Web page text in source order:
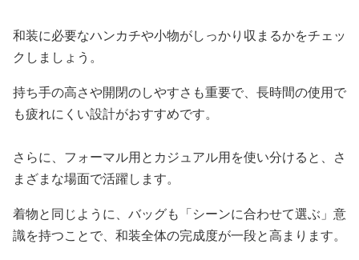
和装に必要なハンカチや小物がしっかり収まるかをチェッ
クしましょう。
持ち手の高さや開閉のしやすさも重要で、長時間の使用で
も疲れにくい設計がおすすめです。
さらに、フォーマル用とカジュアル用を使い分けると、さ
まざまな場面で活躍します。
着物と同じように、バッグも「シーンに合わせて選ぶ」意
識を持つことで、和装全体の完成度が一段と高まります。